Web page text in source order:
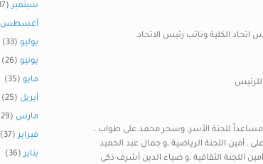
اتحاد الكلية ونائب رئيس الاتحاد.
للرئيس
مساعداً للجنة الأسر، وسحر محمد على طواب ،
ـ أمين اللجنة الرياضية ،و جمال عبد الحميد
اللجنة الثقافية ،و ضياء الدين أشرف ذكى
سبتمبر(37)
أغسطس
يوليو (33)
يونيو (26)
مايو (35)
أبريل (25)
مارس (29)
فبراير(37)
يناير(36)